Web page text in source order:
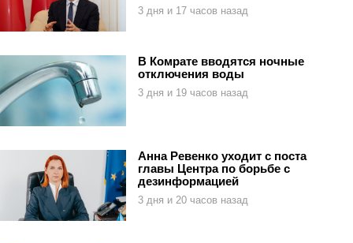
3 дня и 17 часов назад
В Комрате вводятся ночные
отключения воды
3 дня и 19 часов назад
Анна Ревенко уходит с поста
главы Центра по борьбе с
дезинформацией
3 дня и 20 часов назад